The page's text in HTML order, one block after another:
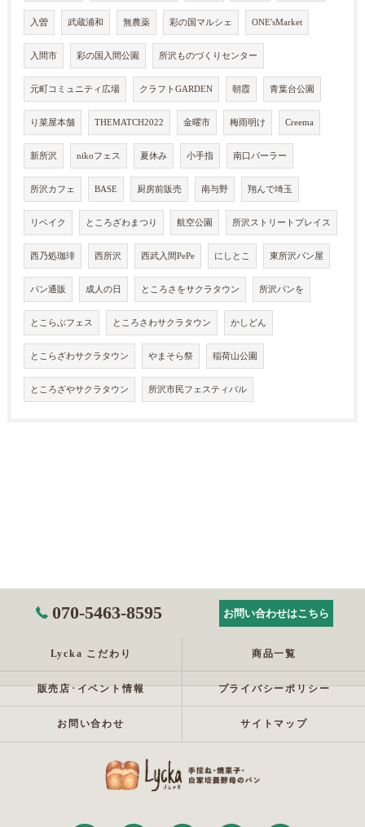
入曽 武蔵浦和 無農薬 彩の国マルシェ ONE'sMarket
入間市 彩の国入間公園 所沢ものづくりセンター
元町コミュニティ広場 クラフトGARDEN 朝霞 青葉台公園
り菜屋本舗 THEMATCH2022 金曜市 梅雨明け Creema
新所沢 nikoフェス 夏休み 小手指 南口パーラー
所沢カフェ BASE 厨房前販売 南与野 翔んで埼玉
リベイク ところざわまつり 航空公園 所沢ストリートプレイス
西乃処珈琲 西所沢 西武入間PePe にしとこ 東所沢パン屋
パン通販 成人の日 ところさをサクラタウン 所沢パンを
とこらぶフェス ところさわサクラタウン かしどん
とこらざわサクラタウン やまそら祭 稲荷山公園
ところざやサクラタウン 所沢市民フェスティバル
070-5463-8595 お問い合わせはこちら
Lycka こだわり 商品一覧
販売店･イベント情報 プライバシーポリシー
お問い合わせ サイトマップ